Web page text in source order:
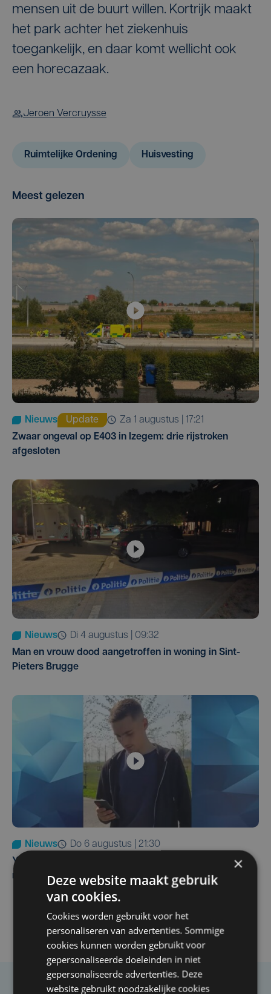
mensen uit de buurt willen. Kortrijk maakt
het park achter het ziekenhuis
toegankelijk, en daar komt wellicht ook
een horecazaak.
Jeroen Vercruysse
Ruimtelijke Ordening Huisvesting
Meest gelezen
Nieuws Update
za 1 augustus | 17:21
Zwaar ongeval op E403 in Izegem: drie rijstroken
afgesloten
Nieuws
di 4 augustus | 09:32
Man en vrouw dood aangetroffen in woning in Sint-
Pieters Brugge
Nieuws
do 6 augustus | 21:30
Yaro (19), slachtoffer van vechtpartij, is na
maandenlange coma overleden
×
Deze website maakt gebruik
van cookies.
Cookies worden gebruikt voor het
personaliseren van advertenties. Sommige
cookies kunnen worden gebruikt voor
gepersonaliseerde doeleinden in niet
gepersonaliseerde advertenties. Deze
website gebruikt noodzakelijke cookies